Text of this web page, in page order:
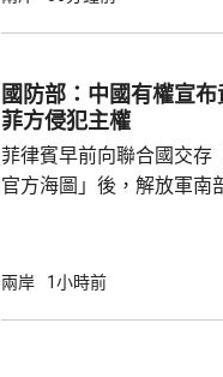
國防部：中國有權宣
菲方侵犯主權
菲律賓早前向聯合國交存
官方海圖」後，解放軍南
被菲方批評是非法行為。 國防部新聞發言人陳
兩岸 1小時前